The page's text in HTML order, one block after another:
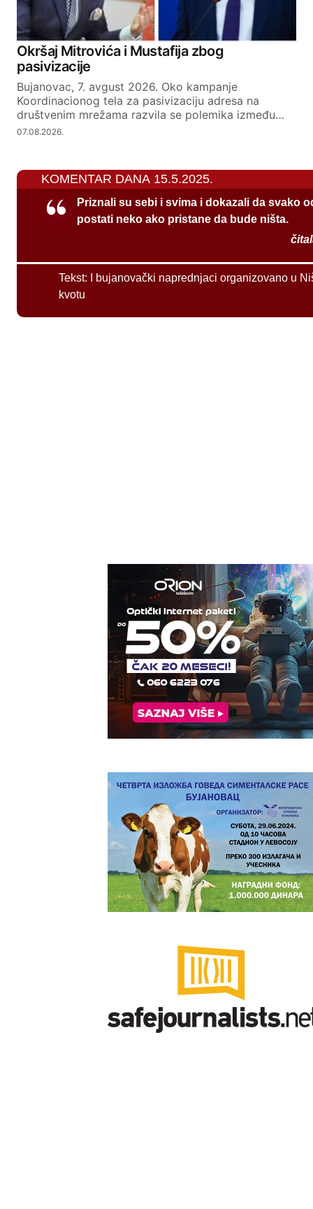
Okršaj Mitrovića i Mustafija zbog
pasivizacije
Bujanovac, 7. avgust 2026. Oko kampanje
Koordinacionog tela za pasivizaciju adresa na
društvenim mrežama razvila se polemika između…
07.08.2026.
KOMENTAR DANA 15.5.2025.
Priznali su sebi i svima i dokazali da svako
postati neko ako pristane da bude ništa.
Tekst:
I bujanovački naprednjaci organizovano u
kvotu